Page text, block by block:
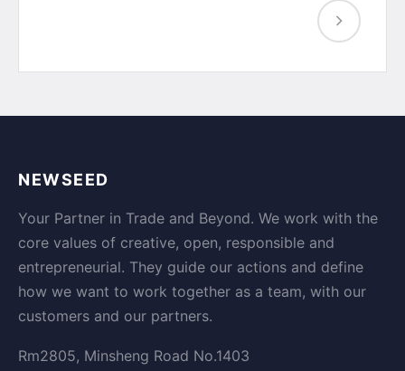
NEWSEED
Your Partner in Trade and Beyond. We work with the
core values of creative, open, responsible and
entrepreneurial. They guide our actions and define
how we want to work together as a team, with our
customers and our partners.
Rm2805, Minsheng Road No.1403